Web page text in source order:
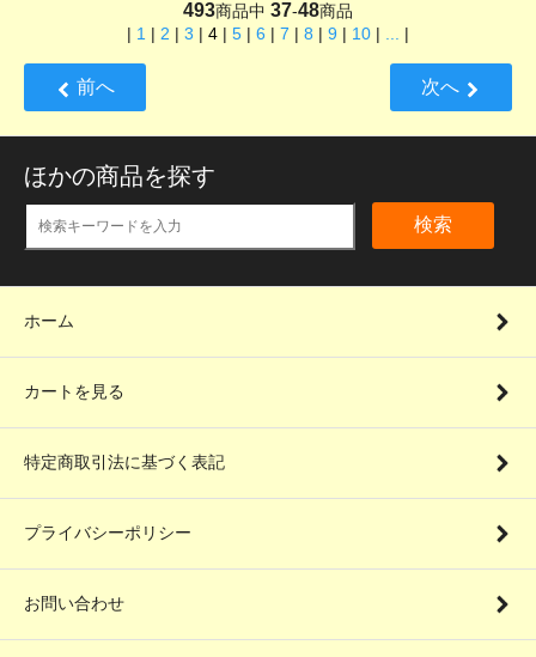
493商品中 37-48商品
| 1 | 2 | 3 | 4 | 5 | 6 | 7 | 8 | 9 | 10 | ... |
前へ 次へ
ほかの商品を探す
検索
ホーム
カートを見る
特定商取引法に基づく表記
プライバシーポリシー
お問い合わせ